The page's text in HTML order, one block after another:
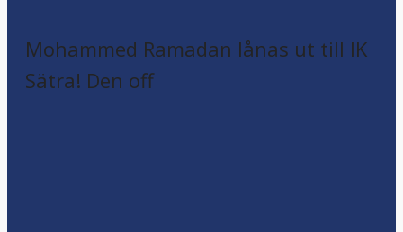
Mohammed Ramadan lånas ut till IK
Sätra! Den off